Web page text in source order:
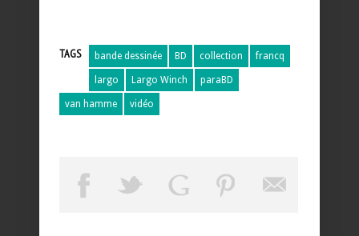
TAGS bande dessinée BD collection francq
largo Largo Winch paraBD
van hamme vidéo